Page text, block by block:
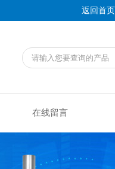
返回首页
在线留言